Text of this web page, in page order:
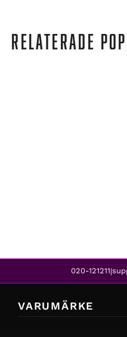
RELATERADE
020-121211|
VARUMÄRKE